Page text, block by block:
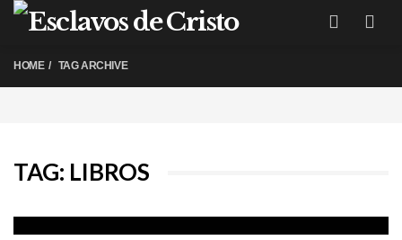
HOME TAG ARCHIVE
TAG: LIBROS